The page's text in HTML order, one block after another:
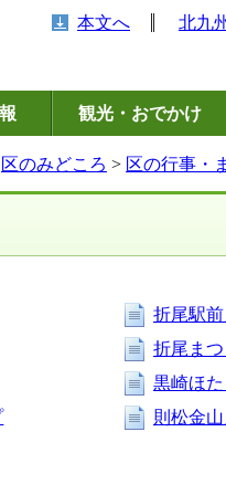
本文へ 北九
観光・おでかけ
区のみどころ > 区の行事・
折尾駅
折尾まつ
黒崎ほた
則松金